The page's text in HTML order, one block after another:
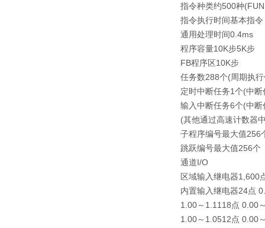
指令种类约500种
指令执行时间基本指
通用处理时间0.4ms
程序容量10K步5K步
FB程序区10K步
任务数288个(周期执
定时中断任务1个(中
输入中断任务6个(中断
(其他通过高速计数器
子程序编号最大值256
跳跃编号最大值256个
通道I/O
区域输入继电器1,600
内置输入继电器24点
1.00～1.11 18点 0.00
1.00～1.0512点 0.00